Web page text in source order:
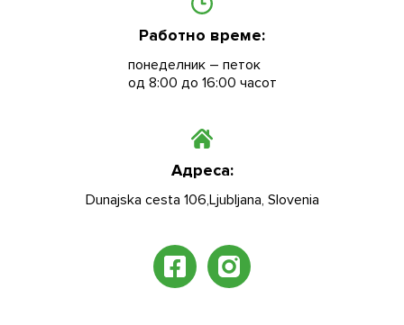
Адреса:
Dunajska cesta 106,Ljubljana, Slovenia
Работно време:
понеделник – петок
од 8:00 до 16:00 часот